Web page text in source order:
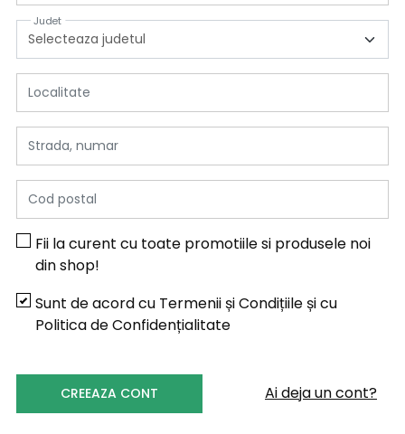
Judet
Localitate
Strada, numar
Cod postal
Fii la curent cu toate promotiile si produsele noi
din shop!
Sunt de acord cu Termenii și Condițiileși cu
Politica de Confidențialitate
CREEAZA CONT Ai deja un cont?